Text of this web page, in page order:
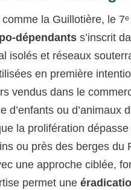
la Guillotière, le
dépendants s’inscrit
isolés et réseaux
en première
vendus dans le
d’enfants ou
la prolifération
ou près des berges
une approche ciblée,
permet une